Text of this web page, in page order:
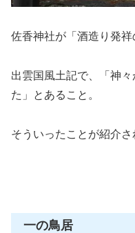
佐香神社が「酒造り発祥
出雲国風土記で、「神
た」とあること。
そういったことが紹介さ
一の鳥居